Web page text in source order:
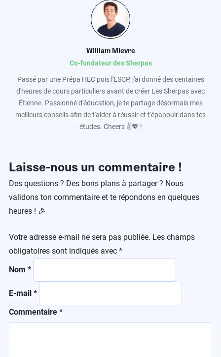
William Mievre
Co-fondateur des Sherpas
Passé par une Prépa HEC puis l'ESCP, j'ai donné des centaines
d'heures de cours particuliers avant de créer Les Sherpas avec
Étienne. Passionné d'éducation, je te partage désormais mes
meilleurs conseils afin de t'aider à réussir et t'épanouir dans tes
études. Cheers ✌️💖 !
Laisse-nous un commentaire !
Des questions ? Des bons plans à partager ? Nous
validons ton commentaire et te répondons en quelques
heures ! 🎉
Votre adresse e-mail ne sera pas publiée. Les champs
obligatoires sont indiqués avec *
Commentaire *
Nom *
E-mail *